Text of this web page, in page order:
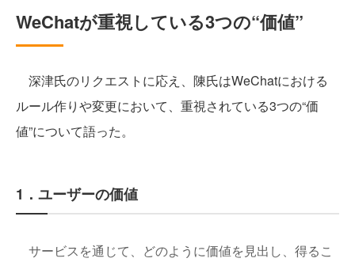
WeChatが重視している3つの“価値”
深津氏のリクエストに応え、陳氏はWeChatにおける
ルール作りや変更において、重視されている3つの“価
値”について語った。
1．ユーザーの価値
サービスを通じて、どのように価値を見出し、得るこ